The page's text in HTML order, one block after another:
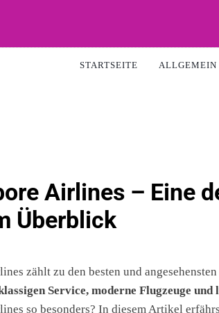
WOW-Air
STARTSEITE ALLGEMEIN
Airlines – Eine
Überblick
zählt zu den besten und
Service, moderne Flugzeuge
so besonders? In diesem Artikel